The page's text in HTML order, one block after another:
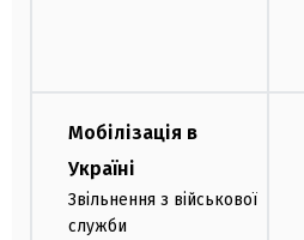
Мобілізація в
Україні
Звільнення з військової
служби